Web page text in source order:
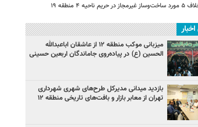
حریم ناحیه ۴ منطقه ۱۹
میزبانی موکب منطقه ۱۲ از عاشقان اباعبدالله
الحسین (ع) در پیاده‌روی جاماندگان اربعین حسینی
بازدید میدانی مدیرکل طرح‌های شهری شهرداری
تهران از معابر بازار و بافت‌های تاریخی منطقه ۱۲